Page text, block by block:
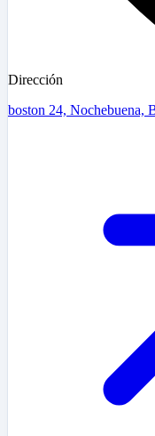
Dirección
boston 24, Nochebuena,